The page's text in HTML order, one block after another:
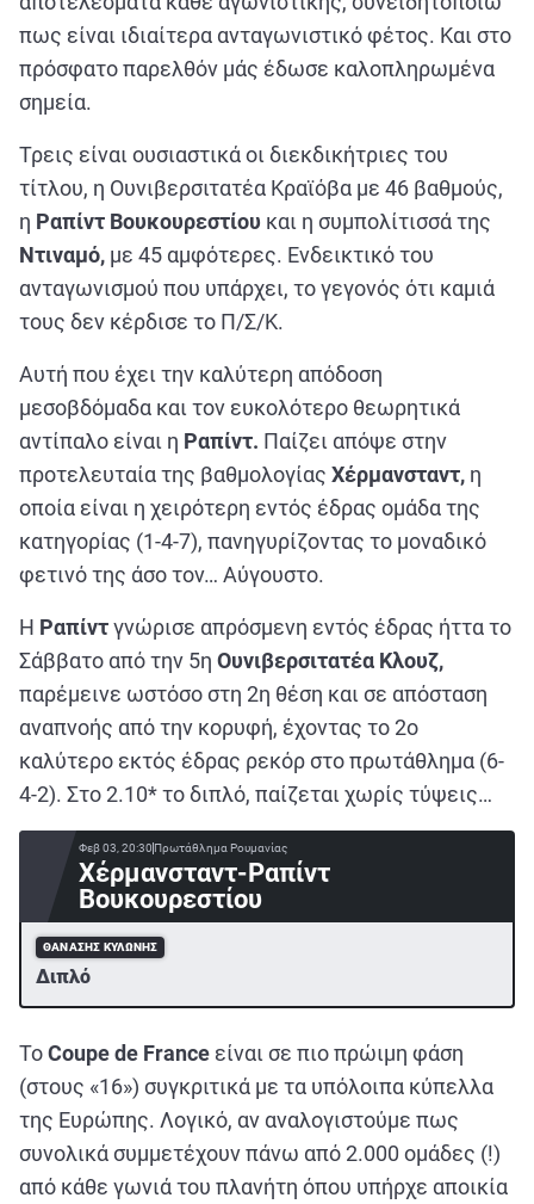
πως είναι ιδιαίτερα ανταγωνιστικό φέτος. Και στο
πρόσφατο παρελθόν μάς έδωσε καλοπληρωμένα
σημεία.
Τρεις είναι ουσιαστικά οι διεκδικήτριες του
τίτλου, η Ουνιβερσιτατέα Κραϊόβα με 46 βαθμούς,
η Ραπίντ Βουκουρεστίου και η συμπολίτισσά της
Ντιναμό, με 45 αμφότερες. Ενδεικτικό του
ανταγωνισμού που υπάρχει, το γεγονός ότι καμιά
τους δεν κέρδισε το Π/Σ/Κ.
Αυτή που έχει την καλύτερη απόδοση
μεσοβδόμαδα και τον ευκολότερο θεωρητικά
αντίπαλο είναι η Ραπίντ. Παίζει απόψε στην
προτελευταία της βαθμολογίας Χέρμανσταντ, η
οποία είναι η χειρότερη εντός έδρας ομάδα της
κατηγορίας (1-4-7), πανηγυρίζοντας το μοναδικό
φετινό της άσο τον… Αύγουστο.
Η Ραπίντγνώρισε απρόσμενη εντός έδρας ήττα το
Σάββατο από την 5η Ουνιβερσιτατέα Κλουζ,
παρέμεινε ωστόσο στη 2η θέση και σε απόσταση
αναπνοής από την κορυφή, έχοντας το 2ο
καλύτερο εκτός έδρας ρεκόρ στο πρωτάθλημα (6-
4-2). Στο 2.10* το διπλό, παίζεται χωρίς τύψεις…
Φεβ 03, 20:30 Πρωτάθλημα Ρουμανίας
Χέρμανσταντ-Ραπίντ
Βουκουρεστίου
ΘΑΝΆΣΗΣ ΚΥΛΏΝΗΣ
Διπλό
ΤοCoupe de France είναι σε πιο πρώιμη φάση
(στους «16») συγκριτικά με τα υπόλοιπα κύπελλα
της Ευρώπης. Λογικό, αν αναλογιστούμε πως
συνολικά συμμετέχουν πάνω από 2.000 ομάδες (!)
από κάθε γωνιά του πλανήτη όπου υπήρχε αποικία